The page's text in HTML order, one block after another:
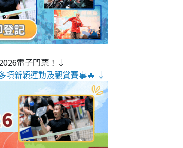
電子門票！↓
項新穎運動及觀賞賽事🔥 ↓